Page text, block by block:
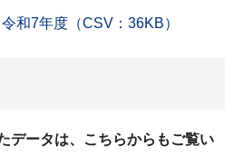
和7年度（CSV：36KB）
データは、こちらからもご覧い